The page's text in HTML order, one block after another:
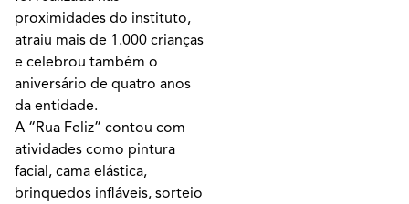
proximidades do instituto,
atraiu mais de 1.000 crianças
e celebrou também o
aniversário de quatro anos
da entidade.
A “Rua Feliz” contou com
atividades como pintura
facial, cama elástica,
brinquedos infláveis, sorteio